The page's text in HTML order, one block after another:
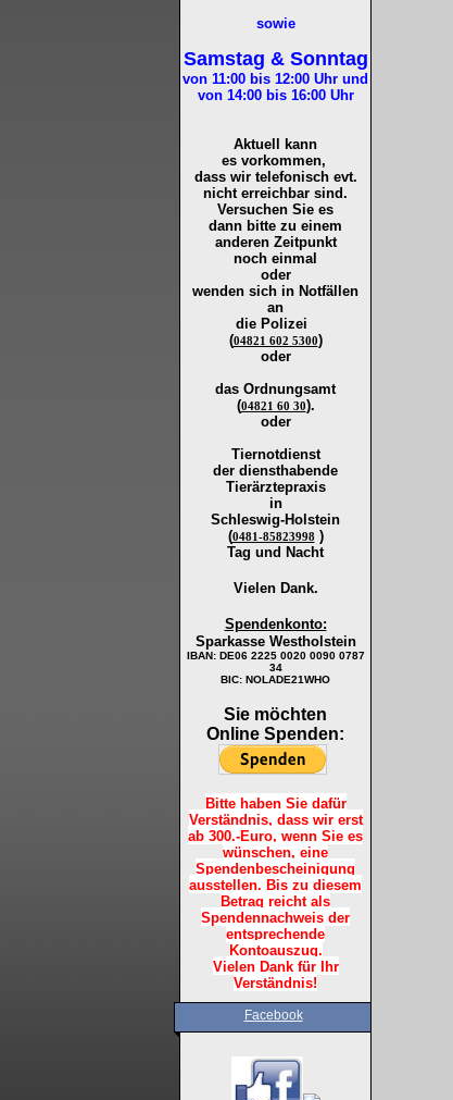
sowie
Samstag & Sonntag
von 11:00 bis 12:00 Uhr und
von 14:00 bis 16:00Uhr
Aktuell kann
es vorkommen,
dass wir telefonisch evt.
nicht erreichbar sind.
Versuchen Sie es
dann bitte zu einem
anderen Zeitpunkt
noch einmal
oder
wenden sich in Notfällen
an
die Polizei
(04821 602 5300)
oder
das Ordnungsamt
(04821 60 30).
oder
Tiernotdienst
der diensthabende
Tierärztepraxis
in
Schleswig-Holstein
(0481-85823998 )
Tag und Nacht
Vielen Dank.
Spendenkonto:
Sparkasse Westholstein
IBAN: DE06 2225 0020 0090 0787
34
BIC: NOLADE21WHO
Sie möchten
Online Spenden:
Bitte haben Sie dafür
Verständnis, dass wir erst
ab 300.-Euro, wenn Sie es
wünschen, eine
Spendenbescheinigung
ausstellen. Bis zu diesem
Betrag reicht als
Spendennachweis der
entsprechende
Kontoauszug.
Vielen Dank für Ihr
Verständnis!
Facebook